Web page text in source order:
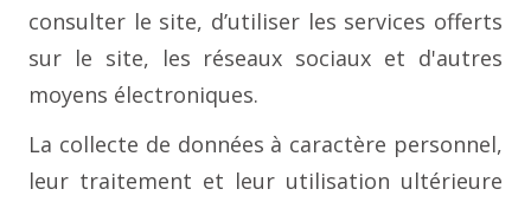
consulter le site, d’utiliser les services offerts
sur le site, les réseaux sociaux et d'autres
moyens électroniques.
La collecte de données à caractère personnel,
leur traitement et leur utilisation ultérieure